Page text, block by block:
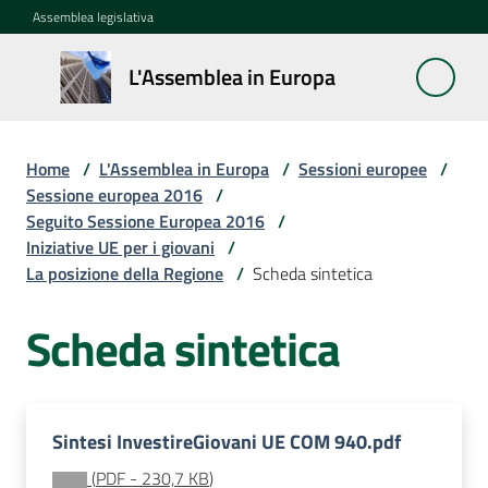
Vai al contenuto
Vai alla navigazione
Vai al footer
Assemblea legislativa
L'Assemblea in Europa
L'Assemblea
in Europa
Cos'è
la
Sessione
europea
La
Rete
Home / L'Assemblea in Europa / Sessioni europee /
Sessione europea 2016 /
Seguito Sessione Europea 2016 /
Iniziative UE per i giovani /
La posizione della Regione / Scheda sintetica
Scheda sintetica
Sintesi InvestireGiovani UE COM 940.pdf
(PDF - 230,7 KB)